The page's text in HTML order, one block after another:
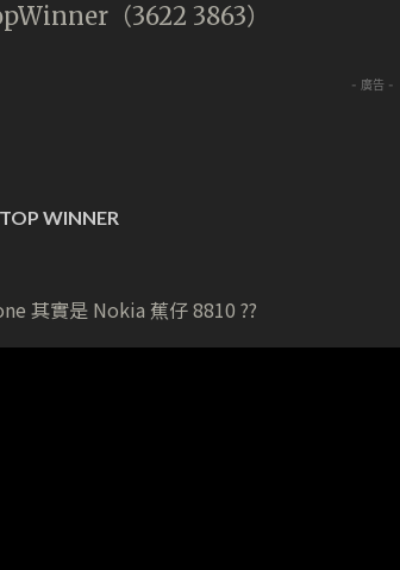
（3622 3863）
- 廣告 -
TOP WINNER
其實是 Nokia 蕉仔 8810 ??